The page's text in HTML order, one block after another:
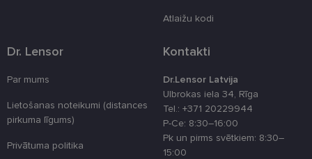
Atlaižu kodi
Dr. Lensor
Par mums
Lietošanas noteikumi (distances
pirkuma līgums)
Privātuma politika
Kontakti
Dr.Lensor Latvija
Ulbrokas iela 34, Rīga
Tel.: +371 20229944
P-Ce: 8:30–16:00
Pk un pirms svētkiem: 8:30–
15:00
tīmekļa vietne nevarēs pilnvērtīgi darboties,
piemēram, sniegt nepieciešamo informāciju vai
tiek glabātas Jūsu iekārtā līdz brīdim, kad sīkdatne
izpildījusi savu funkciju, bet ne ilgāk kā divus gadus.
Nosaukums
Nodrošinātājs
/ Joma
Derīguma
termiņš
4 nedēļas
izmantots,